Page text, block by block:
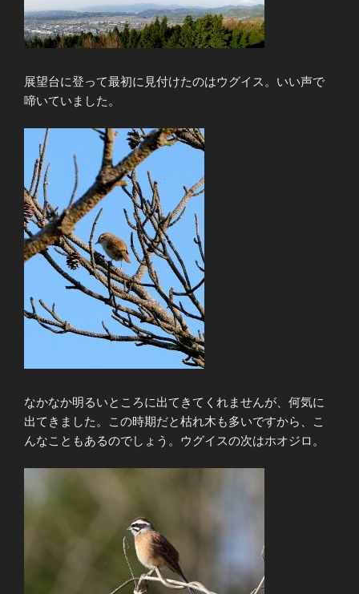
展望台に登って最初に見付けたのはウグイス。いい声で
啼いていました。
なかなか明るいところに出てきてくれませんが、何気に
出てきました。この時期だと枯れ木も多いですから、こ
んなこともあるのでしょう。ウグイスの次はホオジロ。